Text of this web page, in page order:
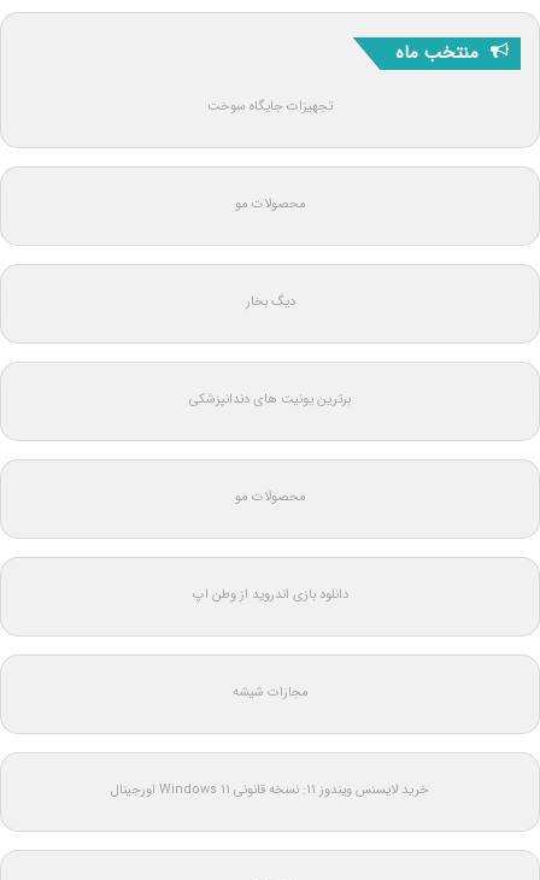
منتخب ماه
تجهیزات جایگاه سوخت
محصولات مو
دیگ بخار
برترین یونیت های دندانپزشکی
محصولات مو
دانلود بازی اندروید از وطن اپ
مجازات شیشه
خرید لایسنس ویندوز 11: نسخه قانونی Windows 11 اورجینال